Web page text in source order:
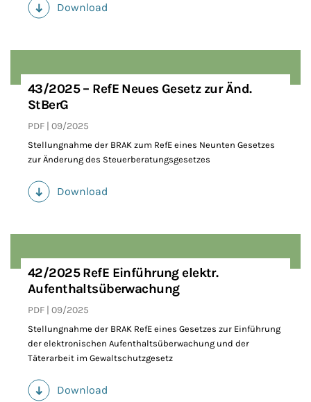
Download
(PDF)
43/2025 – RefE Neues Gesetz zur Änd.
StBerG
PDF 09/2025
Stellungnahme der BRAK zum RefE eines Neunten Gesetzes
zur Änderung des Steuerberatungsgesetzes
Download
(PDF)
42/2025 RefE Einführung elektr.
Aufenthaltsüberwachung
PDF 09/2025
Stellungnahme der BRAK RefE eines Gesetzes zur Einführung
der elektronischen Aufenthaltsüberwachung und der
Täterarbeit im Gewaltschutzgesetz
Download
(PDF)